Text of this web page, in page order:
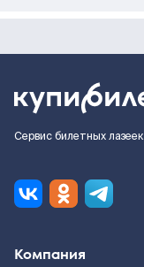
Сервис билетных лазеек
Компания